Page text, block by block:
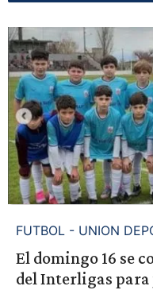
FUTBOL - UNION
El domingo 16 se
del Interligas